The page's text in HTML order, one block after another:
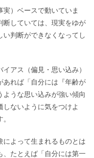
）ベースで動いていま
断していては、現実をゆが
判断ができなくなってし
アス（偏見・思い込み）
あれば「自分には『年齢が
うな思い込みが強い傾向
ないように気をつけよ
によって生まれるものとは
、たとえば「自分には第一